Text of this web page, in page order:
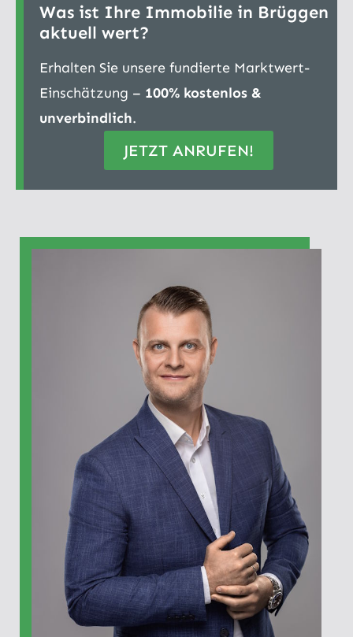
Was ist Ihre Immobilie in Brüggen
aktuell wert?
Erhalten Sie unsere fundierte Marktwert-
Einschätzung – 100% kostenlos &
unverbindlich.
JETZT ANRUFEN!